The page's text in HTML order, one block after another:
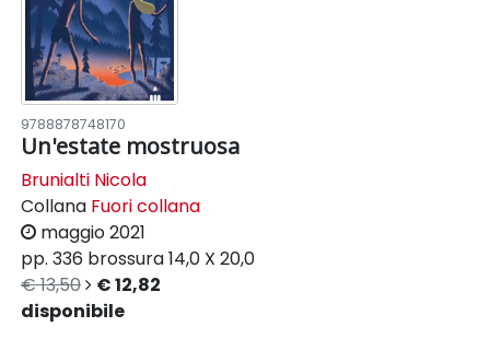
9788878748170
Un'estate mostruosa
Brunialti Nicola
Collana Fuori collana
maggio 2021
pp. 336 brossura14,0 X 20,0
€ 13,50
€ 12,82
disponibile